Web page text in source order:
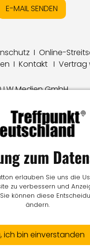
E-MAIL SENDEN
I Online-
I Kontakt I Vertrag
LW Medien GmbH
zum
erlauben Sie uns die
zu verbessern und
können diese
ändern.
ich bin einverstanden